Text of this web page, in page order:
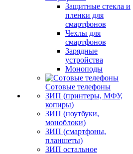
Защитные стекла и
пленки для
смартфонов
Чехлы для
смартфонов
Зарядные
устройства
Моноподы
Сотовые телефоны
ЗИП (принтеры, МФУ,
копиры)
ЗИП (ноутбуки,
моноблоки)
ЗИП (смартфоны,
планшеты)
ЗИП остальное